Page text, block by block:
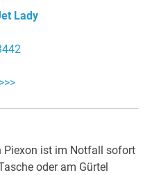
Lady
Piexon ist im Notfall sofort
oder am Gürtel